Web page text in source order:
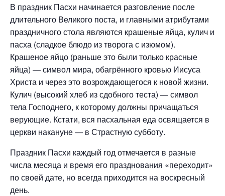
В праздник Пасхи начинается разговление после
длительного Великого поста, и главными атрибутами
праздничного стола являются крашеные яйца, кулич и
пасха (сладкое блюдо из творога с изюмом).
Крашеное яйцо (раньше это были только красные
яйца) — символ мира, обагрённого кровью Иисуса
Христа и через это возрождающегося к новой жизни.
Кулич (высокий хлеб из сдобного теста) — символ
тела Господнего, к которому должны причащаться
верующие. Кстати, вся пасхальная еда освящается в
церкви накануне — в Страстную субботу.
Праздник Пасхи каждый год отмечается в разные
числа месяца и время его празднования «переходит»
по своей дате, но всегда приходится на воскресный
день.